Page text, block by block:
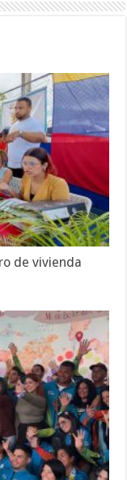
de vivienda